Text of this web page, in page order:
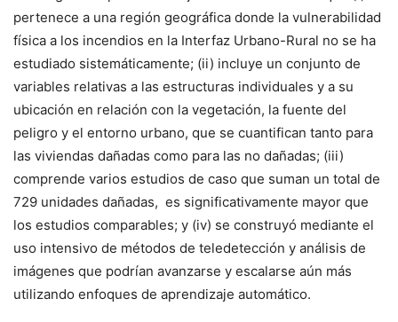
pertenece a una región geográfica donde la vulnerabilidad
física a los incendios en la Interfaz Urbano-Rural no se ha
estudiado sistemáticamente; (ii) incluye un conjunto de
variables relativas a las estructuras individuales y a su
ubicación en relación con la vegetación, la fuente del
peligro y el entorno urbano, que se cuantifican tanto para
las viviendas dañadas como para las no dañadas; (iii)
comprende varios estudios de caso que suman un total de
729 unidades dañadas, es significativamente mayor que
los estudios comparables; y (iv) se construyó mediante el
uso intensivo de métodos de teledetección y análisis de
imágenes que podrían avanzarse y escalarse aún más
utilizando enfoques de aprendizaje automático.